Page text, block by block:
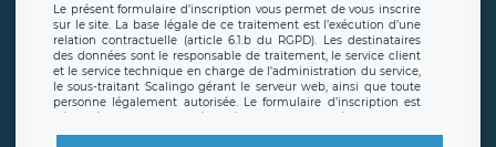
Le présent formulaire d’inscription vous permet de vous inscrire
sur le site. La base légale de ce traitement est l’exécution d’une
relation contractuelle (article 6.1.b du RGPD). Les destinataires
des données sont le responsable de traitement, le service client
et le service technique en charge de l’administration du service,
le sous-traitant Scalingo gérant le serveur web, ainsi que toute
personne légalement autorisée. Le formulaire d’inscription est
hébergé sur un serveur hébergé par Scalingo, basé en France et
offrant desclauses de protection conformes au RGPD. Les